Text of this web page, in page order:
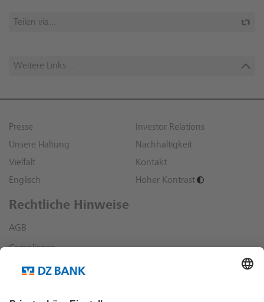
Teilen via...
Weitere Links ...
Presse
Investor Relations
Unsere Haltung
Nachhaltigkeit
Vielfalt
Kontakt
Englisch
Hoher Kontrast
Rechtliche Hinweise
AGB
Compliance
Datenschutz